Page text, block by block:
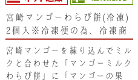
宮崎マンゴーわらび餅(冷凍)
2個入※冷凍便の為、冷凍商
宮崎マンゴーを練り込んでミル
クと合わせた「マンゴーミルク
わらび餅」に「マンゴーの果